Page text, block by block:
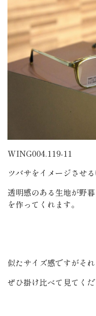
WING004.119-11
ツバサをイメージさせ
透明感のある生地が野
を作ってくれます。
似たサイズ感ですがそ
ぜひ掛け比べて見てくだ